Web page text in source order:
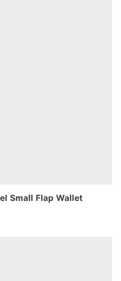
Small Flap Wallet